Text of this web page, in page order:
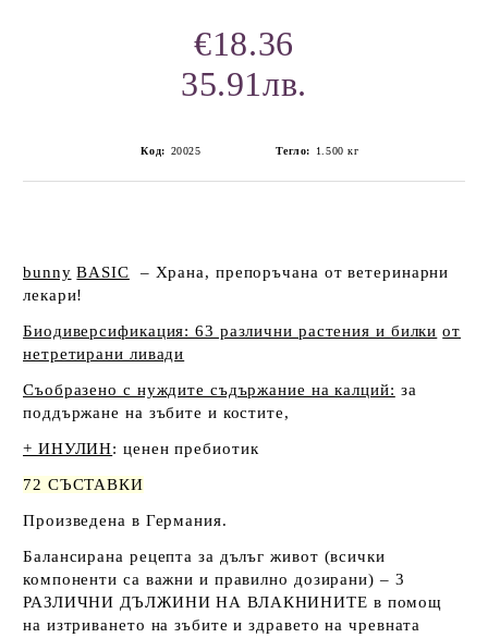
€18.36
35.91лв.
Код: 20025 Тегло: 1.500 кг
bunny BASIC – Храна, препоръчана от ветеринарни
лекари!
Биодиверсификация: 63 различни растения и билки от
нетретирани ливади
Съобразено с нуждите съдържание на калций: за
поддържане на зъбите и костите,
+ ИНУЛИН: ценен пребиотик
72 СЪСТАВКИ
Произведена в Германия.
Балансирана рецепта за дълъг живот (всички
компоненти са важни и правилно дозирани) – 3
РАЗЛИЧНИ ДЪЛЖИНИ НА ВЛАКНИНИТЕ в помощ
на изтриването на зъбите и здравето на чревната